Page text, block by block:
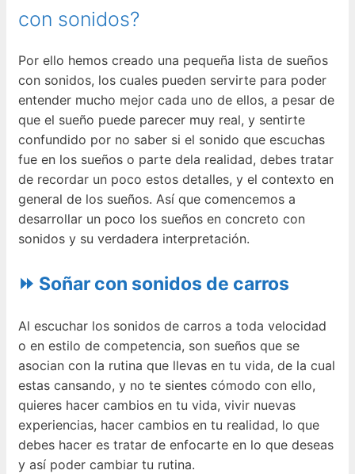
con sonidos?
Por ello hemos creado una pequeña lista de sueños
con sonidos, los cuales pueden servirte para poder
entender mucho mejor cada uno de ellos, a pesar de
que el sueño puede parecer muy real, y sentirte
confundido por no saber si el sonido que escuchas
fue en los sueños o parte dela realidad, debes tratar
de recordar un poco estos detalles, y el contexto en
general de los sueños. Así que comencemos a
desarrollar un poco los sueños en concreto con
sonidos y su verdadera interpretación.
⏩ Soñar con sonidos de carros
Al escuchar los sonidos de carros a toda velocidad
o en estilo de competencia, son sueños que se
asocian con la rutina que llevas en tu vida, de la cual
estas cansando, y no te sientes cómodo con ello,
quieres hacer cambios en tu vida, vivir nuevas
experiencias, hacer cambios en tu realidad, lo que
debes hacer es tratar de enfocarte en lo que deseas
y así poder cambiar tu rutina.